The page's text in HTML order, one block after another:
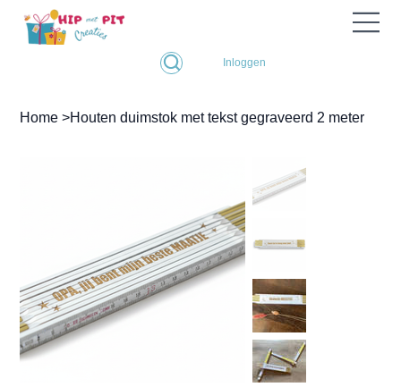
Inloggen
Home >Houten duimstok met tekst gegraveerd 2 meter